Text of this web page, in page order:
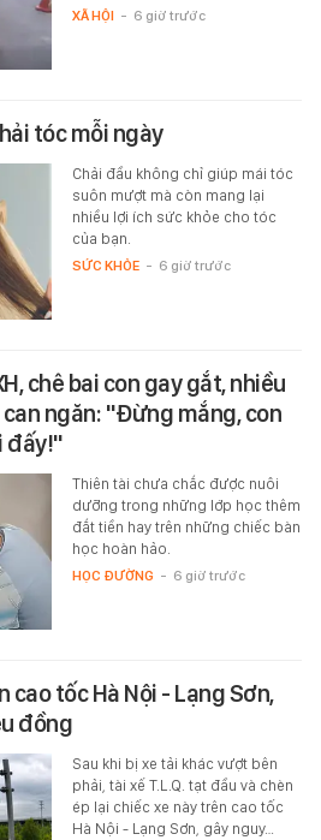
XÃ HỘI - 6 giờ trước
tóc mỗi ngày
Chải đầu không chỉ giúp mái tóc
suôn mượt mà còn mang lại
nhiều lợi ích sức khỏe cho tóc
của bạn.
SỨC KHỎE - 6 giờ trước
chê bai con gay gắt, nhiều
ngăn: "Đừng mắng, con
đấy!"
Thiên tài chưa chắc được nuôi
dưỡng trong những lớp học thêm
đắt tiền hay trên những chiếc bàn
học hoàn hảo.
HỌC ĐƯỜNG - 6 giờ trước
cao tốc Hà Nội - Lạng Sơn,
đồng
Sau khi bị xe tải khác vượt bên
phải, tài xế T.L.Q. tạt đầu và chèn
ép lại chiếc xe này trên cao tốc
Hà Nội - Lạng Sơn, gây nguy…